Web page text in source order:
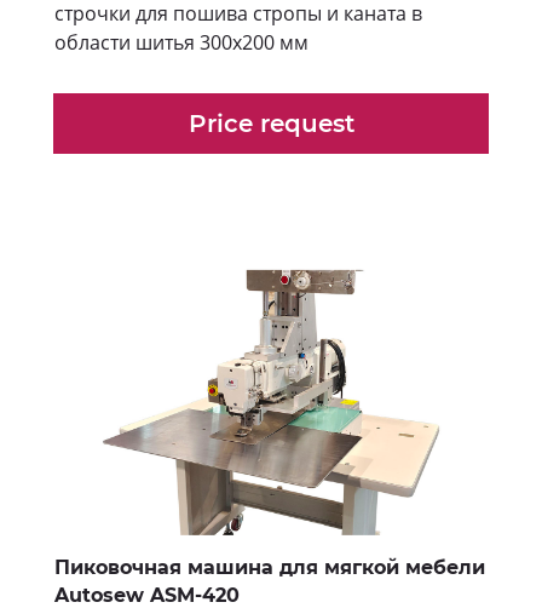
строчки для пошива стропы и каната в
области шитья 300х200 мм
Price request
Пиковочная машина для мягкой мебели
Autosew ASM-420